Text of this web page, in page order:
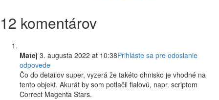
12 komentárov
Matej 3. augusta 2022 at 10:38Prihláste sa pre odoslanie
odpovede
Čo do detailov super, vyzerá že takéto ohnisko je vhodné na
tento objekt. Akurát by som potlačil fialovú, napr. scriptom
Correct Magenta Stars.